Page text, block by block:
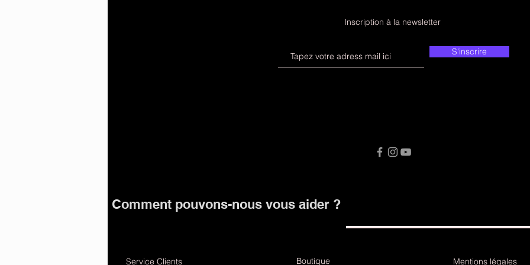
Inscription à la newsletter
S'inscrire
Comment pouvons-nous vous aider ?
Service Clients Boutique Mentions légales